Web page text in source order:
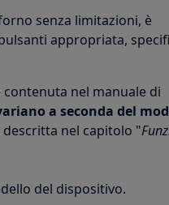
senza limitazioni, è
appropriata,
nel manuale di
a seconda del
nel capitolo "
del dispositivo.